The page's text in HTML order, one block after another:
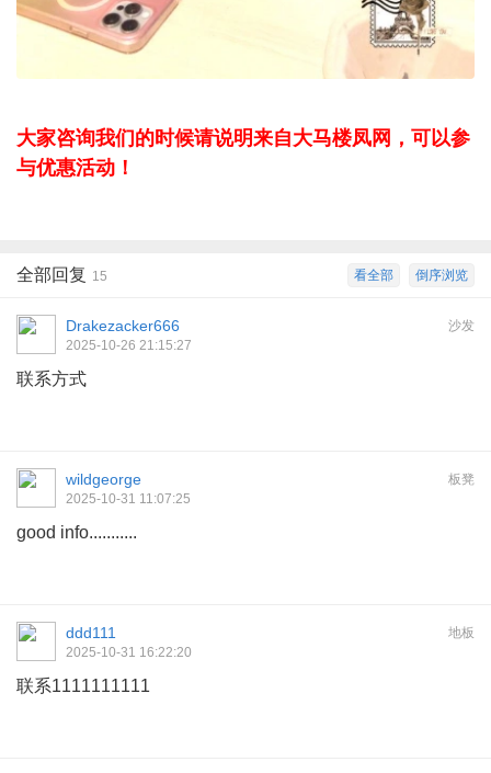
大家咨询我们的时候请说明来自大马楼凤网，可以参
与优惠活动！
倒序浏览
看全部
全部回复 15
沙发
Drakezacker666
2025-10-26 21:15:27
联系方式
板凳
wildgeorge
2025-10-31 11:07:25
good info...........
地板
ddd111
2025-10-31 16:22:20
联系1111111111